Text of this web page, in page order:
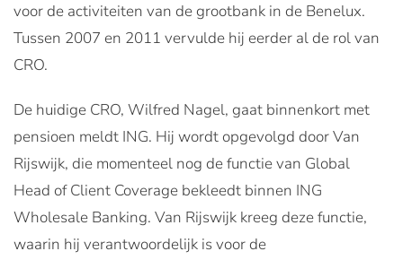
voor de activiteiten van de grootbank in de Benelux.
Tussen 2007 en 2011 vervulde hij eerder al de rol van
CRO.
De huidige CRO, Wilfred Nagel, gaat binnenkort met
pensioen meldt ING. Hij wordt opgevolgd door Van
Rijswijk, die momenteel nog de functie van Global
Head of Client Coverage bekleedt binnen ING
Wholesale Banking. Van Rijswijk kreeg deze functie,
waarin hij verantwoordelijk is voor de